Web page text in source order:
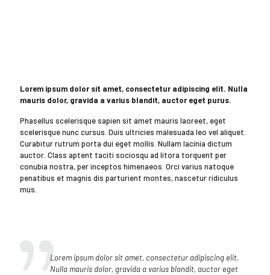
Lorem ipsum dolor sit amet, consectetur adipiscing elit. Nulla
mauris dolor, gravida a varius blandit, auctor eget purus.
Phasellus scelerisque sapien sit amet mauris laoreet, eget
scelerisque nunc cursus. Duis ultricies malesuada leo vel aliquet.
Curabitur rutrum porta dui eget mollis. Nullam lacinia dictum
auctor. Class aptent taciti sociosqu ad litora torquent per
conubia nostra, per inceptos himenaeos. Orci varius natoque
penatibus et magnis dis parturient montes, nascetur ridiculus
mus.
Lorem ipsum dolor sit amet, consectetur adipiscing elit.
Nulla mauris dolor, gravida a varius blandit, auctor eget